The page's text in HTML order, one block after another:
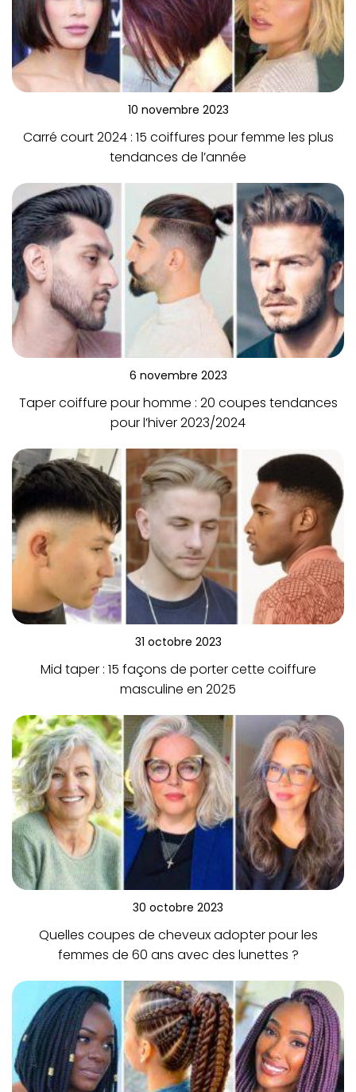
10 novembre 2023
Carré court 2024 : 15 coiffures pour femme les plus
tendances de l’année
6 novembre 2023
Taper coiffure pour homme : 20 coupes tendances
pour l’hiver 2023/2024
31 octobre 2023
Mid taper : 15 façons de porter cette coiffure
masculine en 2025
30 octobre 2023
Quelles coupes de cheveux adopter pour les
femmes de 60 ans avec des lunettes ?